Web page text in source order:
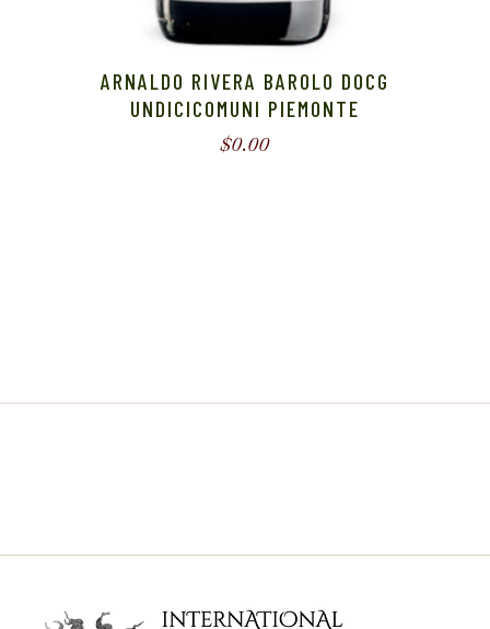
ARNALDO RIVERA BAROLO DOCG
UNDICICOMUNI PIEMONTE
$0.00